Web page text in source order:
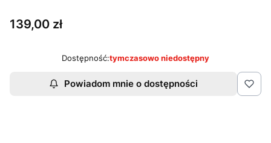
Cena
139,00 zł
Dostępność:tymczasowo niedostępny
Powiadom mnie o dostępności